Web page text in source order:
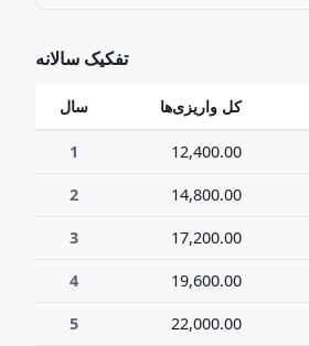
تفکیک سالانه
سال کل واریزی‌ها
1 12,400.00
2 14,800.00
3 17,200.00
4 19,600.00
5 22,000.00